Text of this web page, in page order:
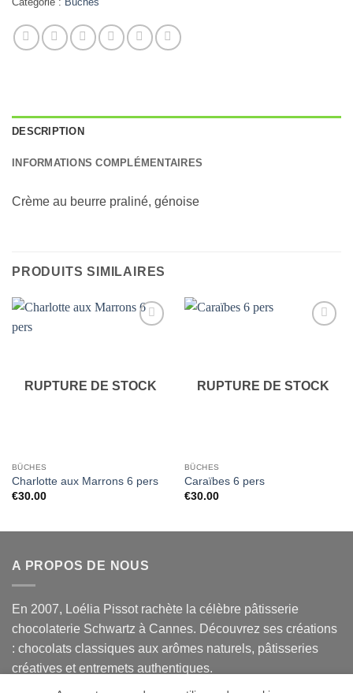
DESCRIPTION
INFORMATIONS COMPLÉMENTAIRES
Crème au beurre praliné, génoise
PRODUITS SIMILAIRES
RUPTURE DE STOCK
BÛCHES
Charlotte aux Marrons 6 pers
€30.00
RUPTURE DE STOCK
BÛCHES
Caraïbes 6 pers
€30.00
A PROPOS DE NOUS
En 2007, Loélia Pissot rachète la célèbre pâtisserie
chocolaterie Schwartz à Cannes. Découvrez ses créations
: chocolats classiques aux arômes naturels, pâtisseries
créatives et entremets authentiques.